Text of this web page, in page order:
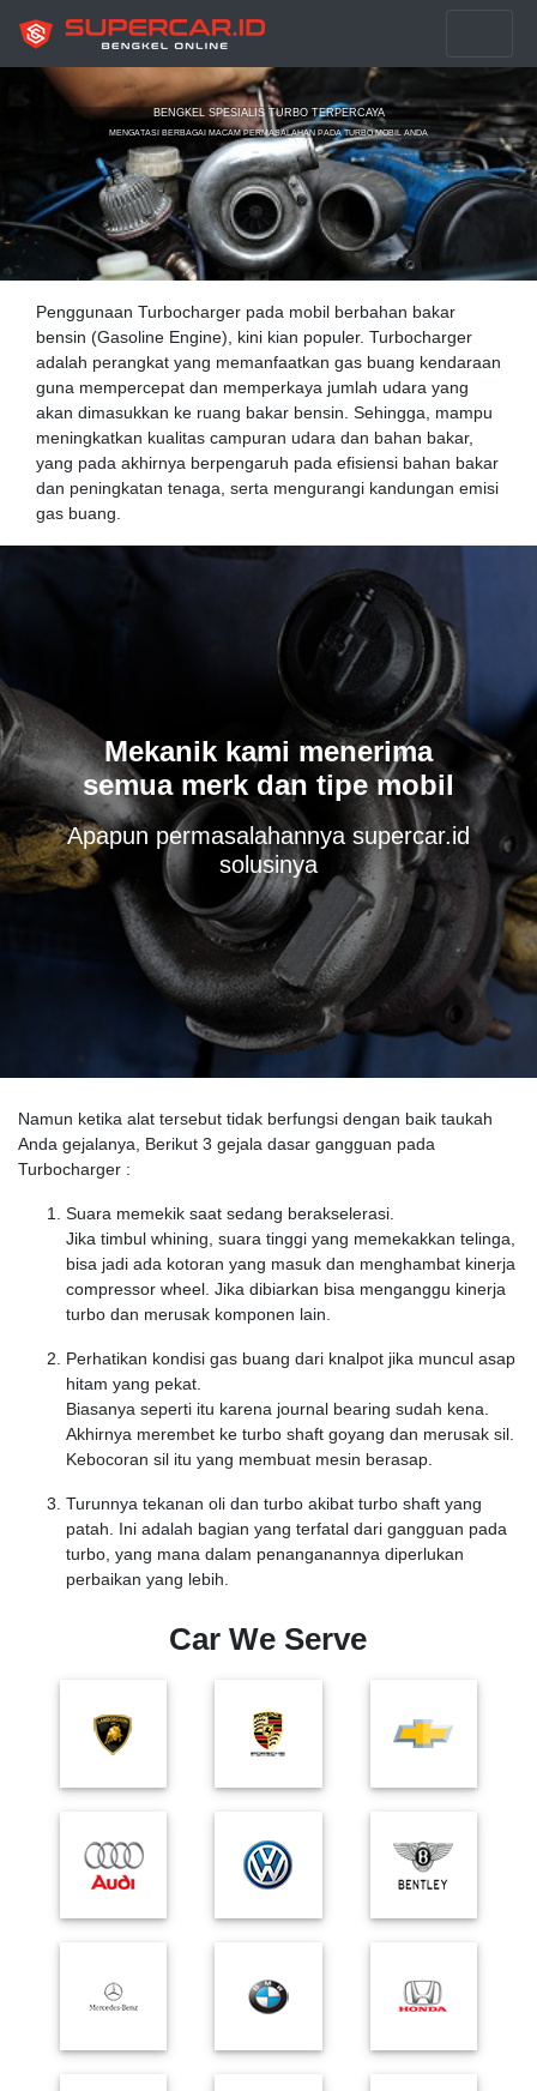
BENGKEL SPESIALIS TURBO TERPERCAYA
MENGATASI BERBAGAI MACAM PERMASALAHAN PADA TURBO MOBIL ANDA
Penggunaan Turbocharger pada mobil berbahan bakar
bensin (Gasoline Engine), kini kian populer. Turbocharger
adalah perangkat yang memanfaatkan gas buang kendaraan
guna mempercepat dan memperkaya jumlah udara yang
akan dimasukkan ke ruang bakar bensin. Sehingga, mampu
meningkatkan kualitas campuran udara dan bahan bakar,
yang pada akhirnya berpengaruh pada efisiensi bahan bakar
dan peningkatan tenaga, serta mengurangi kandungan emisi
gas buang.
Mekanik kami menerima
semua merk dan tipe mobil
Apapun permasalahannya supercar.id
solusinya
Namun ketika alat tersebut tidak berfungsi dengan baik taukah
Anda gejalanya, Berikut 3 gejala dasar gangguan pada
Turbocharger :
Suara memekik saat sedang berakselerasi.
Jika timbul whining, suara tinggi yang memekakkan telinga,
bisa jadi ada kotoran yang masuk dan menghambat kinerja
compressor wheel. Jika dibiarkan bisa menganggu kinerja
turbo dan merusak komponen lain.
Perhatikan kondisi gas buang dari knalpot jika muncul asap
hitam yang pekat.
Biasanya seperti itu karena journal bearing sudah kena.
Akhirnya merembet ke turbo shaft goyang dan merusak sil.
Kebocoran sil itu yang membuat mesin berasap.
Turunnya tekanan oli dan turbo akibat turbo shaft yang
patah. Ini adalah bagian yang terfatal dari gangguan pada
turbo, yang mana dalam penanganannya diperlukan
perbaikan yang lebih.
Car We Serve